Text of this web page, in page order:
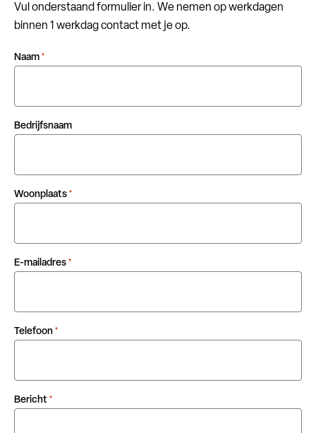
Vul onderstaand formulier in. We nemen op werkdagen
binnen 1 werkdag contact met je op.
Naam *
Bedrijfsnaam
Woonplaats *
E-mailadres *
Telefoon *
Bericht *